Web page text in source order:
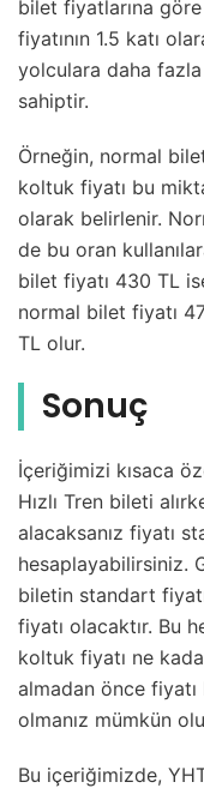
bilet fiyatlarına
fiyatının 1.5 katı
yolculara daha
sahiptir.
Örneğin, normal
koltuk fiyatı bu
olarak belirlenir.
de bu oran
bilet fiyatı 430 TL
normal bilet fiyatı
TL olur.
Sonuç
İçeriğimizi kısaca
Hızlı Tren bileti
alacaksanız fiyatı
hesaplayabilirsiniz.
biletin standart
fiyatı olacaktır. Bu
koltuk fiyatı ne
almadan önce
olmanız mümkün
Bu içeriğimizde,